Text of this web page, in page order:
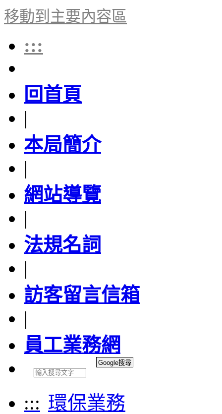
移動到主要內容區
:::
回首頁
|
本局簡介
|
網站導覽
|
法規名詞
|
訪客留言信箱
|
員工業務網
::: 環保業務